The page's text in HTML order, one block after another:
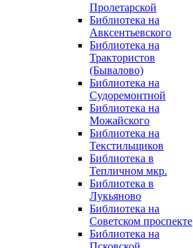
Пролетарской
Библиотека на
Авксентьевского
Библиотека на
Трактористов
(Бывалово)
Библиотека на
Судоремонтной
Библиотека на
Можайского
Библиотека на
Текстильщиков
Библиотека в
Тепличном мкр.
Библиотека в
Лукьяново
Библиотека на
Советском проспекте
Библиотека на